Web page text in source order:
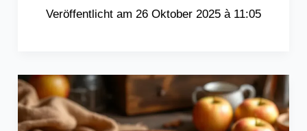
26 Oktober 2025 à 11:05